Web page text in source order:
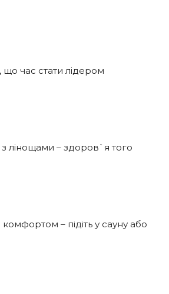
що час стати лідером
з лінощами – здоров`я того
– підіть у сауну або